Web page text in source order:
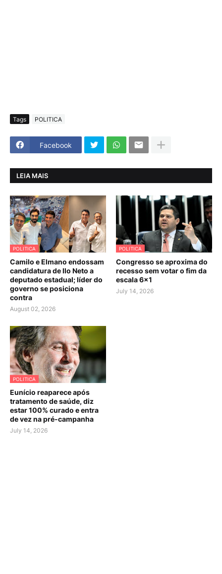
Tags POLITICA
Facebook
LEIA MAIS
POLITICA
Camilo e Elmano endossam
candidatura de Ilo Neto a
deputado estadual; líder do
governo se posiciona
contra
August 02, 2026
POLITICA
Congresso se aproxima do
recesso sem votar o fim da
escala 6×1
July 14, 2026
POLITICA
Eunício reaparece após
tratamento de saúde, diz
estar 100% curado e entra
de vez na pré-campanha
July 14, 2026